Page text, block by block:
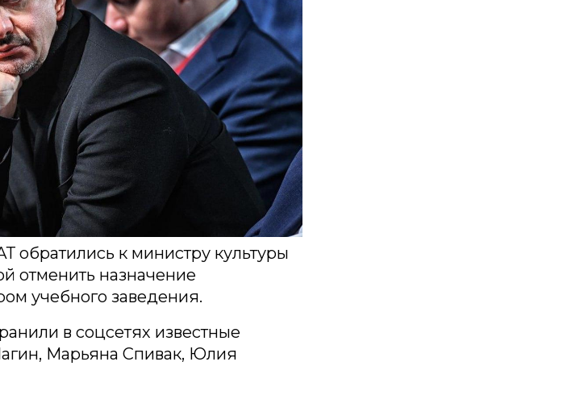
к министру культуры
отменить назначение
учебного заведения.
в соцсетях известные
Марьяна Спивак, Юлия